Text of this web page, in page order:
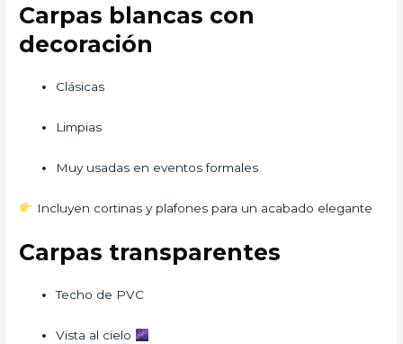
Carpas blancas con
decoración
Clásicas
Limpias
Muy usadas en eventos formales
Incluyen cortinas y plafones para un acabado elegante
Carpas transparentes
Techo de PVC
Vista al cielo